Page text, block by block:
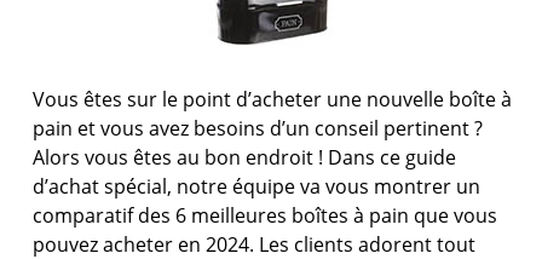
Vous êtes sur le point d’acheter une nouvelle boîte à
pain et vous avez besoins d’un conseil pertinent ?
Alors vous êtes au bon endroit ! Dans ce guide
d’achat spécial, notre équipe va vous montrer un
comparatif des 6 meilleures boîtes à pain que vous
pouvez acheter en 2024. Les clients adorent tout